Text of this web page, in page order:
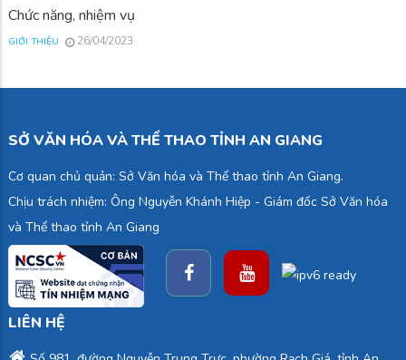
Chức năng, nhiệm vụ
GIỚI THIỆU 26/04/2023
SỞ VĂN HÓA VÀ THỂ THAO TỈNH AN GIANG
Cơ quan chủ quản: Sở Văn hóa và Thể thao tỉnh An Giang.
Chịu trách nhiệm: Ông Nguyễn Khánh Hiệp - Giám đốc Sở Văn hóa
và Thể thao tỉnh An Giang
LIÊN HỆ